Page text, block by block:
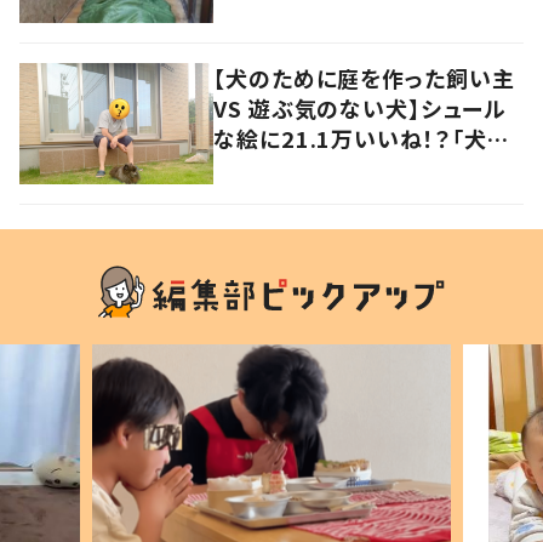
【犬のために庭を作った飼い主
VS 遊ぶ気のない犬】シュール
な絵に21.1万いいね！？「犬の